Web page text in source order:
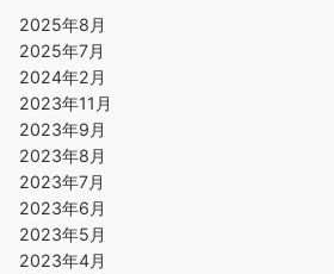
2025年8月
2025年7月
2024年2月
2023年11月
2023年9月
2023年8月
2023年7月
2023年6月
2023年5月
2023年4月